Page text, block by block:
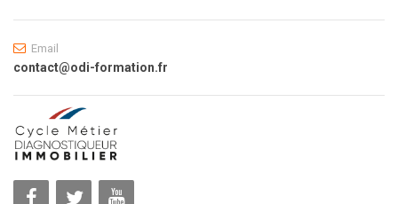
Email
contact@odi-formation.fr